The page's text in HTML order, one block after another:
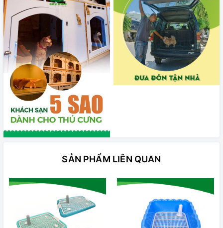
SẢN PHẨM LIÊN QUAN